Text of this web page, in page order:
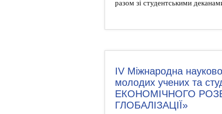
разом зі студентськими
ІV Міжнародна
молодих учених та
ЕКОНОМІЧНОГО
ГЛОБАЛІЗАЦІЇ»